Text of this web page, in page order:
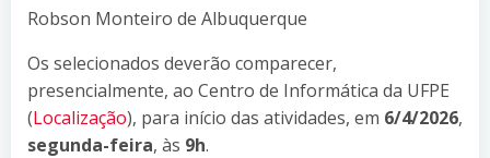
Robson Monteiro de Albuquerque
Os selecionados deverão comparecer,
presencialmente, ao Centro de Informática da UFPE
(Localização), para início das atividades, em 6/4/2026,
segunda-feira, às 9h.